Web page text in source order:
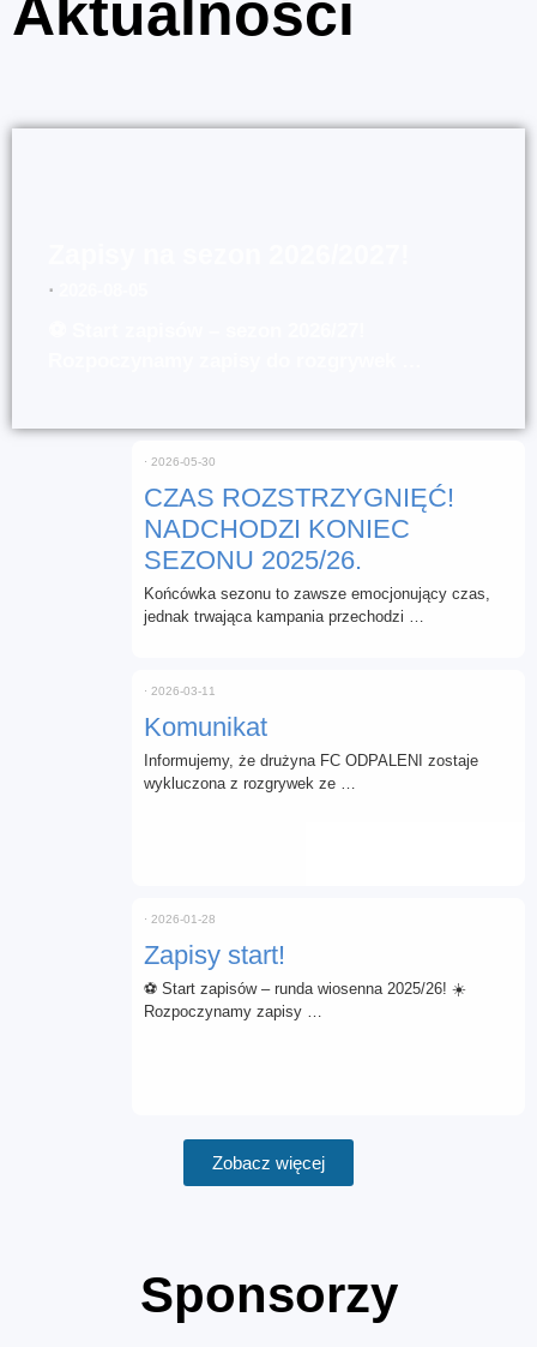
Aktualności
⋅
CZAS ROZSTRZYGNIĘĆ!
NADCHODZI KONIEC
SEZONU 2025/26.
⋅ 2026-05-30
Końcówka sezonu to zawsze emocjonujący czas,
jednak trwająca kampania przechodzi …
Komunikat
⋅ 2026-03-11
Informujemy, że drużyna FC ODPALENI zostaje
wykluczona z rozgrywek ze …
Zapisy start!
⋅ 2026-01-28
⚽ Start zapisów – runda wiosenna 2025/26! ☀️
Rozpoczynamy zapisy …
Zobacz więcej
Sponsorzy